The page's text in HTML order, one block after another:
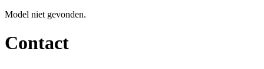
Model niet gevonden.
Contact